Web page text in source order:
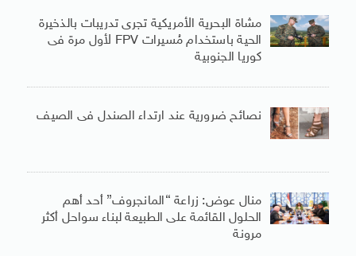
مشاة البحرية الأمريكية تجرى تدريبات بالذخيرة
الحية باستخدام مُسيرات FPV لأول مرة فى
كوريا الجنوبية
نصائح ضرورية عند ارتداء الصندل فى الصيف
منال عوض: زراعة “المانجروف” أحد أهم
الحلول القائمة على الطبيعة لبناء سواحل أكثر
مرونة